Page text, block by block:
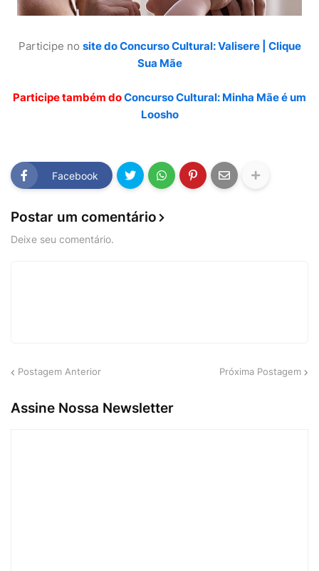
Participe no site do Concurso Cultural: Valisere | Clique
Sua Mãe
Participe também doConcurso Cultural: Minha Mãe é um
Loosho
Facebook
Postar um comentário
Deixe seu comentário.
Postagem Anterior Próxima Postagem
Assine Nossa Newsletter